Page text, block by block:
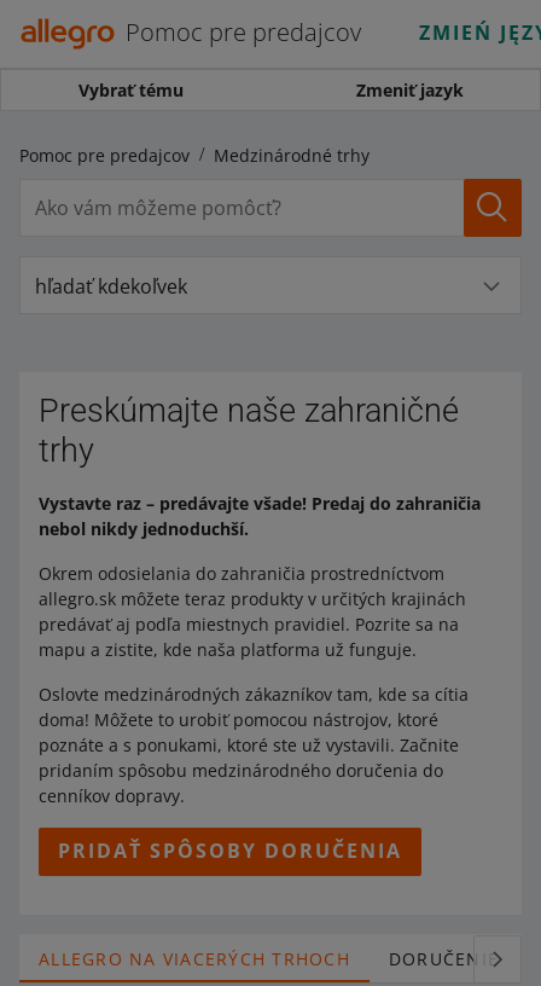
Pomoc pre predajcov ZMIEŃ
Vybrať tému Zmeniť jazyk
Pomoc pre predajcov Medzinárodné trhy
hľadať kdekoľvek
Preskúmajte naše zahraničné
trhy
Vystavte raz – predávajte všade! Predaj do zahraničia
nebol nikdy jednoduchší.
Okrem odosielania do zahraničia prostredníctvom
allegro.sk môžete teraz produkty v určitých krajinách
predávať aj podľa miestnych pravidiel. Pozrite sa na
mapu a zistite, kde naša platforma už funguje.
Oslovte medzinárodných zákazníkov tam, kde sa cítia
doma! Môžete to urobiť pomocou nástrojov, ktoré
poznáte a s ponukami, ktoré ste už vystavili. Začnite
pridaním spôsobu medzinárodného doručenia do
cenníkov dopravy.
PRIDAŤ SPÔSOBY DORUČENIA
ALLEGRO NA VIACERÝCH TRHOCH DORUČENIE